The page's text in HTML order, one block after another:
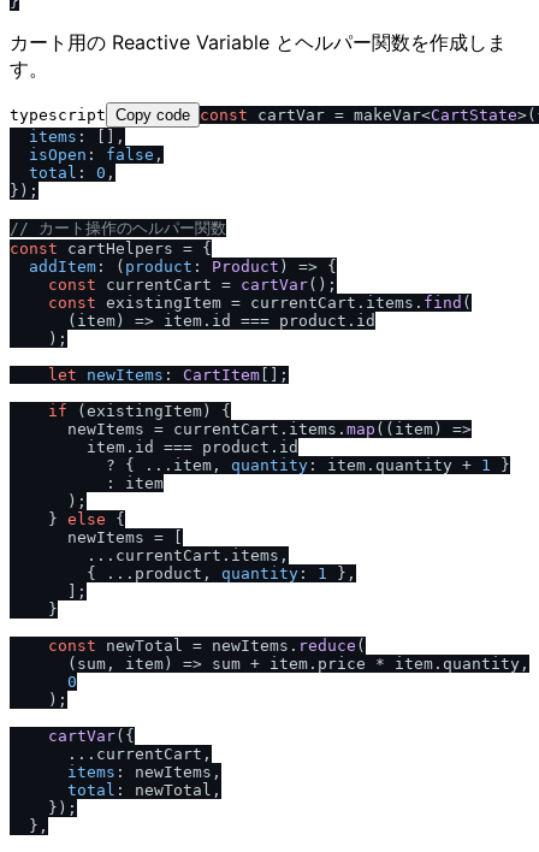
カート用の Reactive Variable とヘルパー関数を作成しま
す。
typescript Copy code const cartVar = makeVar<CartState
items : [],
isOpen : false ,
total : 0 ,
});
// カート操作のヘルパー関数
const cartHelpers = {
addItem : ( product : Product ) => {
const currentCart = cartVar();
const existingItem = currentCart. items . find (
( item ) => item. id === product. id
    );
let
newItems : CartItem [];
if (existingItem) {
      newItems = currentCart.
items . map ( ( item ) =>
        item.
id === product. id
          ? { ...item,
quantity : item. quantity + 1 }
          : item
      );
    }
else {
      newItems = [
        ...currentCart.
items ,
        { ...product,
quantity : 1 },
      ];
    }
const newTotal = newItems. reduce (
( sum, item ) => sum + item. price * item. quantity ,
0
    );
cartVar({
      ...currentCart,
items : newItems,
total : newTotal,
    });
  },